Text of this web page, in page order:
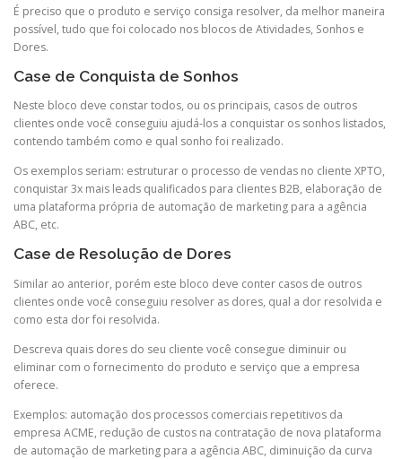
É preciso que o produto e serviço consiga resolver, da melhor maneira
possível, tudo que foi colocado nos blocos de Atividades, Sonhos e
Dores.
Case de Conquista de Sonhos
Neste bloco deve constar todos, ou os principais, casos de outros
clientes onde você conseguiu ajudá-los a conquistar os sonhos listados,
contendo também como e qual sonho foi realizado.
Os exemplos seriam: estruturar o processo de vendas no cliente XPTO,
conquistar 3x mais leads qualificados para clientes B2B, elaboração de
uma plataforma própria de automação de marketing para a agência
ABC, etc.
Case de Resolução de Dores
Similar ao anterior, porém este bloco deve conter casos de outros
clientes onde você conseguiu resolver as dores, qual a dor resolvida e
como esta dor foi resolvida.
Descreva quais dores do seu cliente você consegue diminuir ou
eliminar com o fornecimento do produto e serviço que a empresa
oferece.
Exemplos: automação dos processos comerciais repetitivos da
empresa ACME, redução de custos na contratação de nova plataforma
de automação de marketing para a agência ABC, diminuição da curva